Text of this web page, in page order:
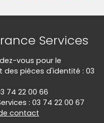
Services
vous pour le
des piéces d'identité : 03
74 22 00 66
: 03 74 22 00 67
contact